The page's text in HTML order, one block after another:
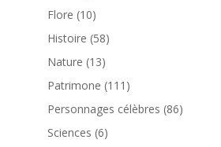
produit
Flore 1010
produits
Histoire 5858
Nature 1313
produits
Patrimone 111 111
produits
Personnages célèbres 8686
Sciences 66